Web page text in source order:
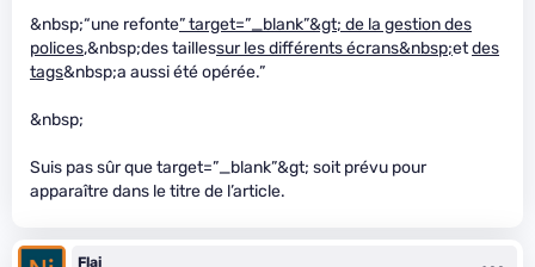
&nbsp;“une refonte” target=”_blank”&gt; de la gestion des
polices,&nbsp;des taillessur les différents écrans&nbsp;etdes
tags&nbsp;a aussi été opérée.”
&nbsp;
Suis pas sûr que target=”_blank”&gt; soit prévu pour
apparaître dans le titre de l’article.
Flai